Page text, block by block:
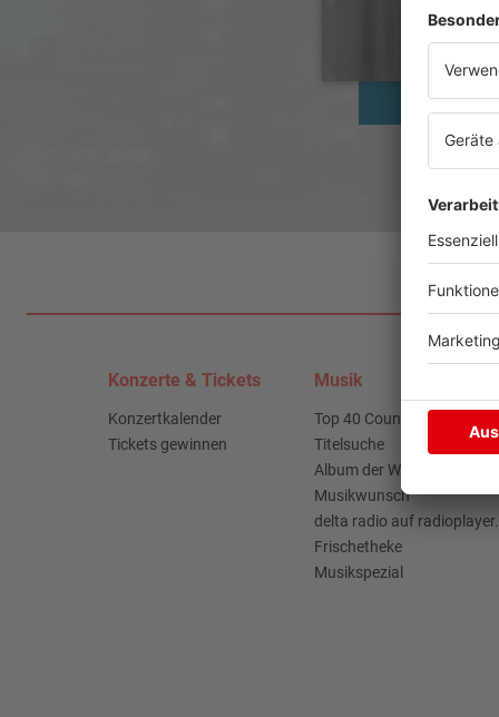
Konzerte & Tickets
Konzertkalender
Tickets gewinnen
Musik
Top 40 Countdown
Titelsuche
Album der Woche
Musikwunsch
delta radio auf
Frischetheke
Musikspezial